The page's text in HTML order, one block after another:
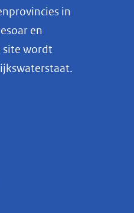
in
en
site wordt